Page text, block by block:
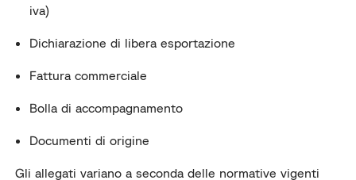
iva)
Dichiarazione di libera esportazione
Fattura commerciale
Bolla di accompagnamento
Documenti di origine
Gli allegati variano a seconda delle normative vigenti